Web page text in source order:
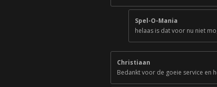
Spel-O-Mania
helaas is dat voor nu niet
Christiaan
Bedankt voor de goeie service en